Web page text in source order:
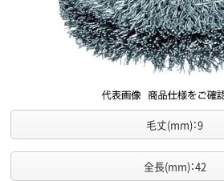
毛丈(mm)：9
全長(mm)：42